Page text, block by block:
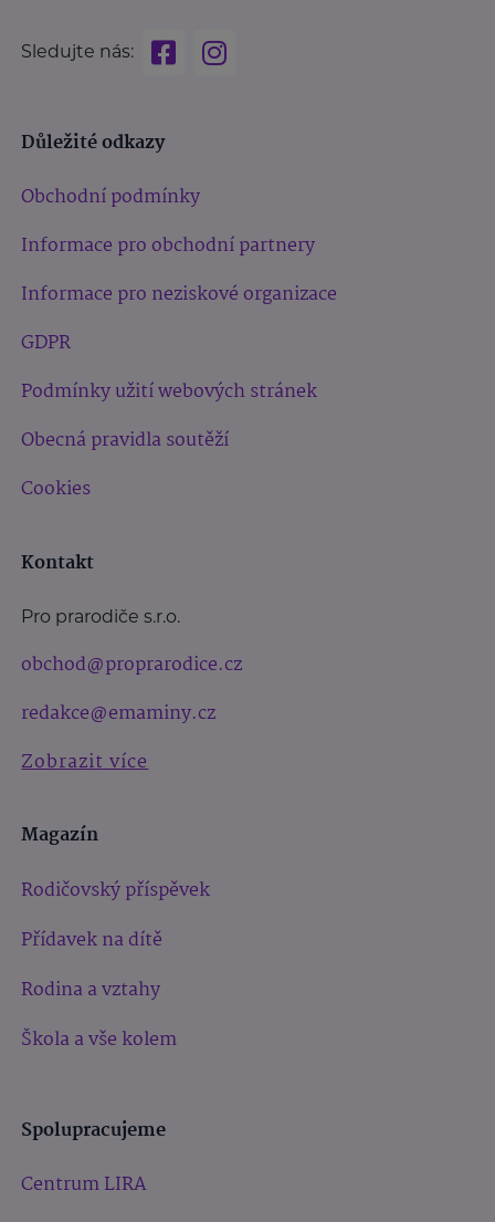
Sledujte nás:
Důležité odkazy
Obchodní podmínky
Informace pro obchodní partnery
Informace pro neziskové organizace
GDPR
Podmínky užití webových stránek
Obecná pravidla soutěží
Cookies
Kontakt
Pro prarodiče s.r.o.
obchod@proprarodice.cz
redakce@emaminy.cz
Zobrazit více
Magazín
Rodičovský příspěvek
Přídavek na dítě
Rodina a vztahy
Škola a vše kolem
Spolupracujeme
Centrum LIRA